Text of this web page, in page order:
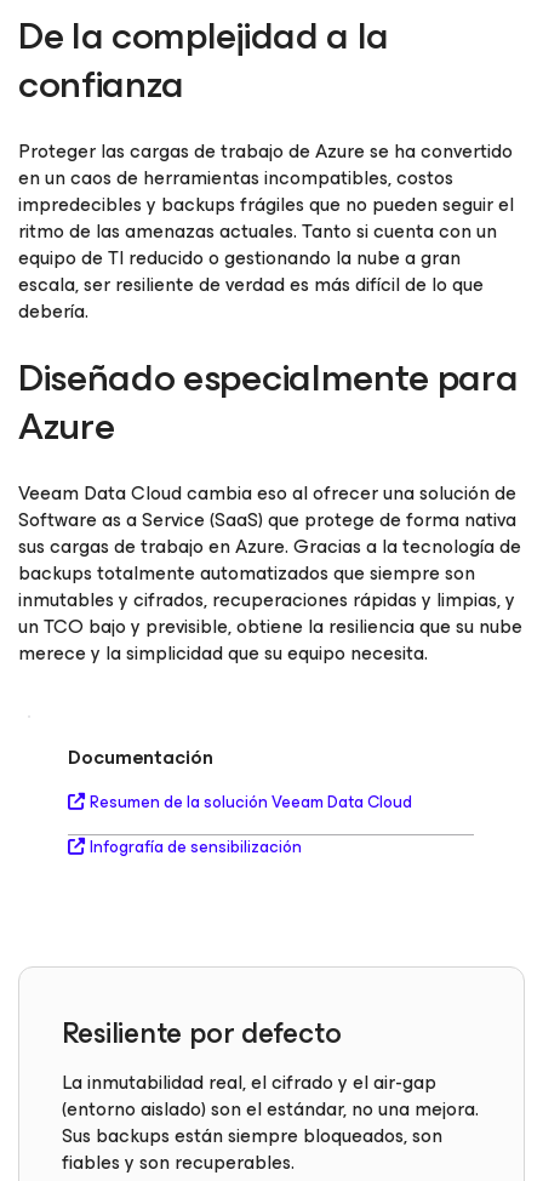
De la complejidad a la
confianza
Proteger las cargas de trabajo de Azure se ha convertido
en un caos de herramientas incompatibles, costos
impredecibles y backups frágiles que no pueden seguir el
ritmo de las amenazas actuales. Tanto si cuenta con un
equipo de TI reducido o gestionando la nube a gran
escala, ser resiliente de verdad es más difícil de lo que
debería.
Diseñado especialmente para
Azure
Veeam Data Cloud cambia eso al ofrecer una solución de
Software as a Service (SaaS) que protege de forma nativa
sus cargas de trabajo en Azure. Gracias a la tecnología de
backups totalmente automatizados que siempre son
inmutables y cifrados, recuperaciones rápidas y limpias, y
un TCO bajo y previsible, obtiene la resiliencia que su nube
merece y la simplicidad que su equipo necesita.
Documentación
Resumen de la solución Veeam Data Cloud
Infografía de sensibilización
Resiliente pordefecto
La inmutabilidad real, el cifrado y el air-gap
(entorno aislado) son el estándar, no una mejora.
Sus backups están siempre bloqueados, son
fiables y son recuperables.